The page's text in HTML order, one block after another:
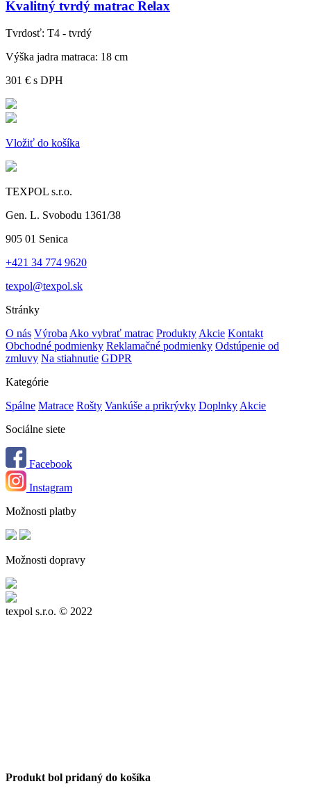
Kvalitný tvrdý matrac Relax
Tvrdosť: T4 - tvrdý
Výška jadra matraca: 18 cm
301 € s DPH
Vložiť do košíka
TEXPOL s.r.o.
Gen. L. Svobodu 1361/38
905 01 Senica
+421 34 774 9620
texpol@texpol.sk
Stránky
O nás Výroba Ako vybrať matrac Produkty Akcie Kontakt
Obchodné podmienky Reklamačné podmienky Odstúpenie od
zmluvy Na stiahnutie GDPR
Kategórie
Spálne Matrace Rošty Vankúše a prikrývky Doplnky Akcie
Sociálne siete
Facebook
Instagram
Možnosti platby
Možnosti dopravy
texpol s.r.o. © 2022
Produkt bol pridaný do košíka